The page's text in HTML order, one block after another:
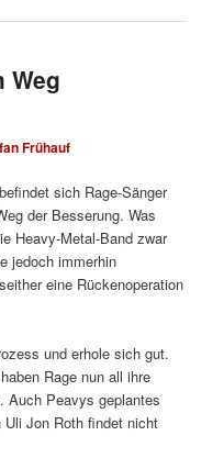
Weg
Frühauf
befindet sich Rage-Sänger
der Besserung. Was
Heavy-Metal-Band zwar
jedoch immerhin
eine Rückenoperation
und erhole sich gut.
Rage nun all ihre
Auch Peavys geplantes
Jon Roth findet nicht